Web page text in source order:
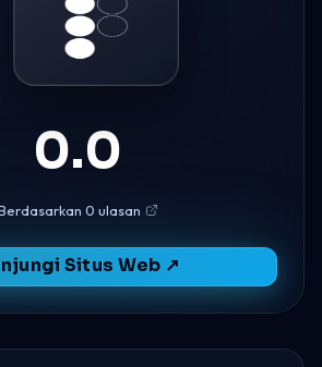
0.0
0 ulasan
Situs Web ↗